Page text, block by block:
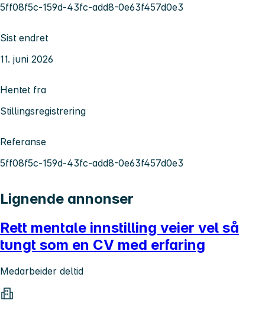
5ff08f5c-159d-43fc-add8-0e63f457d0e3
Sist endret
11. juni 2026
Hentet fra
Stillingsregistrering
Referanse
5ff08f5c-159d-43fc-add8-0e63f457d0e3
Lignende annonser
Rett mentale innstilling veier vel så
tungt som en CV med erfaring
Medarbeider deltid